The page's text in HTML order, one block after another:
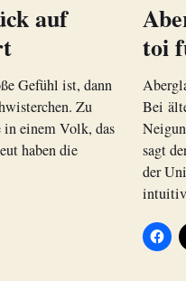
auf
Gefühl ist, dann
Zu
in einem Volk, das
haben die
toi
Bei
sagt
der